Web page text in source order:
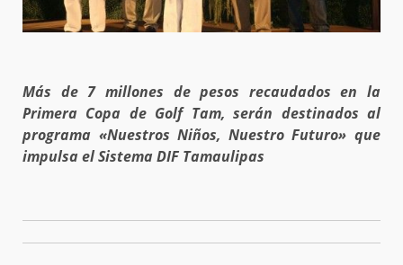
Más de 7 millones de pesos recaudados en la
Primera Copa de Golf Tam, serán destinados al
programa «Nuestros Niños, Nuestro Futuro» que
impulsa el Sistema DIF Tamaulipas